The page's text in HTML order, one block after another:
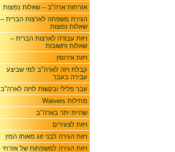
אזרחות ארה"ב – שאלות נפוצות
הגירת משפחה לארצות הברית –
שאלות נפוצות
ויזות עבודה לארצות הברית –
שאלות ותשובות
ויזות אירוסין
קבלת ויזה לארה"ב למי שביצע
עבירה בעבר
עבר פלילי ובקשות לויזה לארה"ב
מחילות Waivers
שהיית יתר בארה"ב
ויזות לצעירים
ויזות הגירה לבני זוג מאותו המין
ויזות הגירה למשפחות של אזרחי